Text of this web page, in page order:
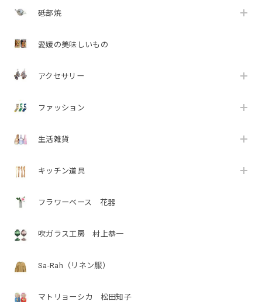
砥部焼
愛媛の美味しいもの
アクセサリー
ファッション
生活雑貨
キッチン道具
フラワーベース 花器
吹ガラス工房 村上恭一
Sa-Rah（リネン服）
マトリョーシカ 松田知子